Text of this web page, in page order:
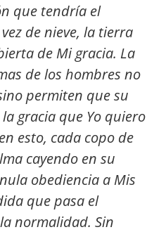
que tendría el
de nieve, la tierra
de Mi gracia. La
de los hombres no
permiten que su
gracia que Yo quiero
esto, cada copo de
cayendo en su
obediencia a Mis
que pasa el
normalidad. Sin